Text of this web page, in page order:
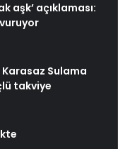
aşk’ açıklaması:
Karasaz Sulama
takviye